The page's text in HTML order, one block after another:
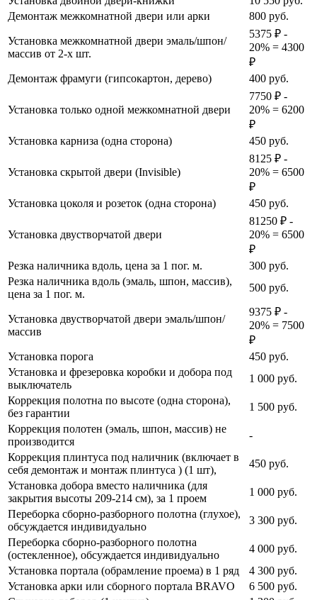
Демонтаж межкомнатной двери или арки
800 руб.
Установка межкомнатной двери эмаль/шпон/
массив от 2-х шт.
5375 ₽ -
20% = 4300
₽
Демонтаж фрамуги (гипсокартон, дерево)
400 руб.
Установка только одной межкомнатной двери
7750 ₽ -
20% = 6200
₽
Установка карниза (одна сторона)
450 руб.
Установка скрытой двери (Invisible)
8125 ₽ -
20% = 6500
₽
Установка цоколя и розеток (одна сторона)
450 руб.
Установка двустворчатой двери
81250 ₽ -
20% = 6500
₽
Резка наличника вдоль, цена за 1 пог. м.
300 руб.
Резка наличника вдоль (эмаль, шпон, массив),
цена за 1 пог. м.
500 руб.
Установка двустворчатой двери эмаль/шпон/
массив
9375 ₽ -
20% = 7500
₽
Установка порога
450 руб.
Установка и фрезеровка коробки и добора под
выключатель
1 000 руб.
Коррекция полотна по высоте (одна сторона),
без гарантии
1 500 руб.
Коррекция полотен (эмаль, шпон, массив) не
производится
-
Коррекция плинтуса под наличник (включает в
себя демонтаж и монтаж плинтуса ) (1 шт),
450 руб.
Установка добора вместо наличника (для
закрытия высоты 209-214 см), за 1 проем
1 000 руб.
Переборка сборно-разборного полотна (глухое),
обсуждается индивидуально
3 300 руб.
Переборка сборно-разборного полотна
(остекленное), обсуждается индивидуально
4 000 руб.
Установка портала (обрамление проема) в 1 ряд
4 300 руб.
Установка арки или сборного портала BRAVO
6 500 руб.